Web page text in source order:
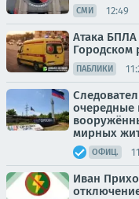
СМИ 12:49
Атака
Городском
ПАБЛИКИ
очередные
мирных
ОФИЦ.
Иван